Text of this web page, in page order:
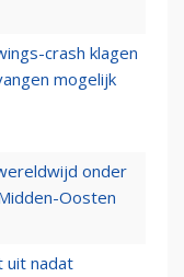
crash klagen
mogelijk
onder
Oosten
uit nadat